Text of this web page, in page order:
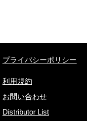
プライバシーポリシー
利用規約
お問い合わせ
Distributor List